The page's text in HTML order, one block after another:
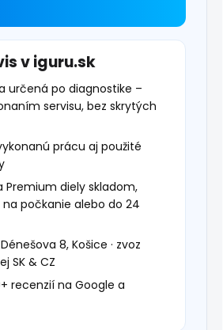
v iguru.sk
určená po diagnostike –
servisu, bez skrytých
prácu aj použité
Premium diely skladom,
počkanie alebo do 24
8, Košice · zvoz
SK & CZ
recenzií na Google a